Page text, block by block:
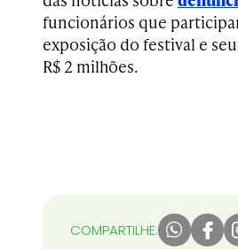
funcionários que
exposição do festival e
R$ 2 milhões.
COMPARTILHE: